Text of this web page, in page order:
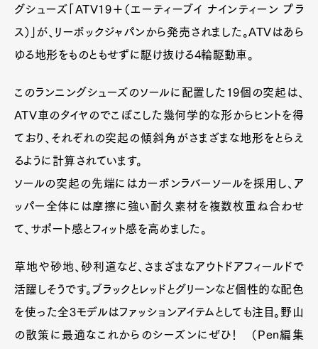
グシューズ「ATV19＋（エーティーブイ ナインティーン プラ
ス）」が、リーボックジャパンから発売されました。ATVはあら
ゆる地形をものともせずに駆け抜ける4輪駆動車。
このランニングシューズのソールに配置した19個の突起は、
ATV車のタイヤのでこぼこした幾何学的な形からヒントを得
ており、それぞれの突起の傾斜角がさまざまな地形をとらえ
るように計算されています。
ソールの突起の先端にはカーボンラバーソールを採用し、ア
ッパー全体には摩擦に強い耐久素材を複数枚重ね合わせ
て、サポート感とフィット感を高めました。
草地や砂地、砂利道など、さまざまなアウトドアフィールドで
活躍しそうです。ブラックとレッドとグリーンなど個性的な配色
を使った全3モデルはファッションアイテムとしても注目。野山
の散策に最適なこれからのシーズンにぜひ！ （Pen編集